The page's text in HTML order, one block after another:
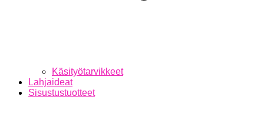
Käsityötarvikkeet
Lahjaideat
Sisustustuotteet